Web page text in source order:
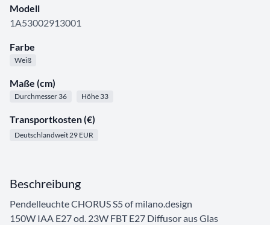
Modell
1A53002913001
Farbe
Weiß
Maße (cm)
Durchmesser 36 Höhe 33
Transportkosten (€)
Deutschlandweit 29 EUR
Beschreibung
Pendelleuchte CHORUS S5 of milano.design
150W IAA E27 od. 23W FBT E27 Diffusor aus Glas